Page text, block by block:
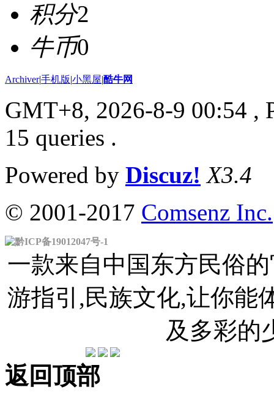
积分2
牛币0
Archiver|手机版|小黑屋|酷牛网
GMT+8, 2026-8-9 00:54 ,
15 queries .
Powered by Discuz! X3.4
© 2001-2017 Comsenz Inc.
黔ICP备19012047号-1
一款来自中国东方民俗
游指引,民族文化,让你能
及多彩的
返回顶部